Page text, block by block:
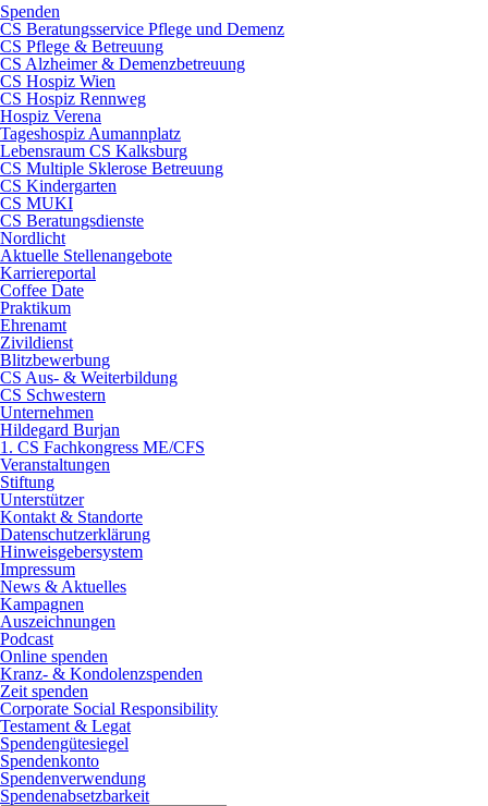
Spenden
CS Beratungsservice Pflege und Demenz
CS Pflege & Betreuung
CS Alzheimer & Demenzbetreuung
CS Hospiz Wien
CS Hospiz Rennweg
Hospiz Verena
Tageshospiz Aumannplatz
Lebensraum CS Kalksburg
CS Multiple Sklerose Betreuung
CS Kindergarten
CS MUKI
CS Beratungsdienste
Nordlicht
Aktuelle Stellenangebote
Karriereportal
Coffee Date
Praktikum
Ehrenamt
Zivildienst
Blitzbewerbung
CS Aus- & Weiterbildung
CS Schwestern
Unternehmen
Hildegard Burjan
1. CS Fachkongress ME/CFS
Veranstaltungen
Stiftung
Unterstützer
Kontakt & Standorte
Datenschutzerklärung
Hinweisgebersystem
Impressum
News & Aktuelles
Kampagnen
Auszeichnungen
Podcast
Online spenden
Kranz- & Kondolenzspenden
Zeit spenden
Corporate Social Responsibility
Testament & Legat
Spendengütesiegel
Spendenkonto
Spendenverwendung
Spendenabsetzbarkeit